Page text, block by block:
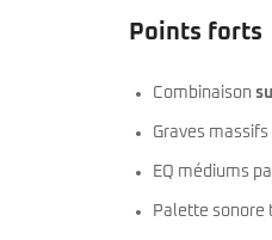
Points forts
Combinaison
Graves
EQ médiums
Palette sonore